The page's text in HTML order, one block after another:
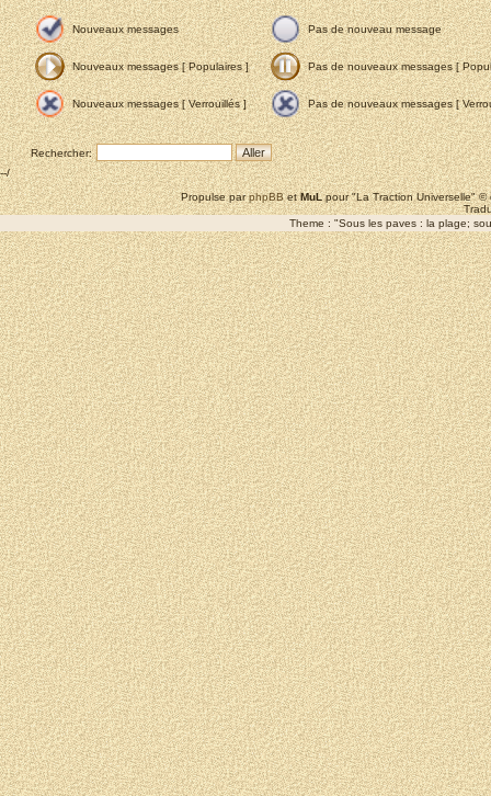
Nouveaux messages Pas de nouveau message
Nouveaux messages [ Populaires ] Pas de nouveaux messages [
Nouveaux messages [ Verrouillés ] Pas de nouveaux messages [
Rechercher:
--/
Propulse parphpBBetMuLpour "La Traction Universelle"
Theme : "Sous les paves : la plage;